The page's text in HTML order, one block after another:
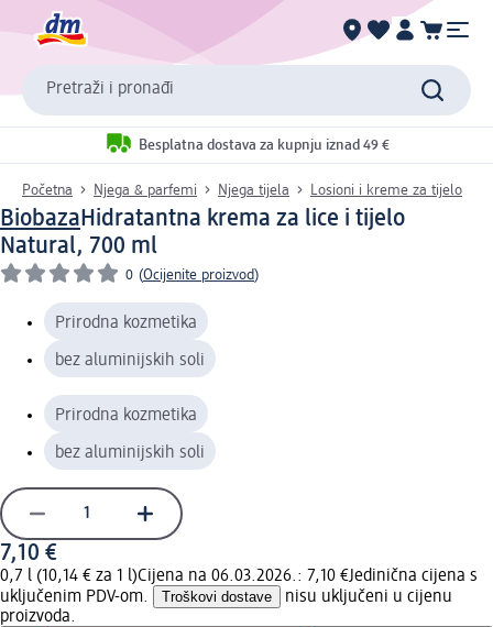
Pretraži i pronađi
Besplatna dostava za kupnju iznad 49 €
Početna Njega & parfemi Njega tijela Losioni i kreme za tijelo
Biobaza Hidratantna krema za lice i tijelo
Natural, 700 ml
0 (Ocijenite proizvod)
Prirodna kozmetika
bez aluminijskih soli
Prirodna kozmetika
bez aluminijskih soli
7,10 €
0,7 l (10,14 € za 1 l)Cijena na 06.03.2026.: 7,10 €Jedinična cijena s
uključenim PDV-om.
Troškovi dostave
nisu uključeni u cijenu
proizvoda.